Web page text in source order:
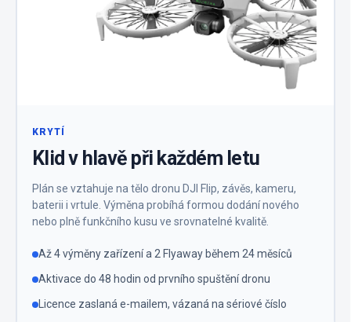
KRYTÍ
Klid v hlavě při každém letu
Plán se vztahuje na tělo dronu DJI Flip, závěs, kameru,
baterii i vrtule. Výměna probíhá formou dodání nového
nebo plně funkčního kusu ve srovnatelné kvalitě.
Až 4 výměny zařízení a 2 Flyaway během 24 měsíců
Aktivace do 48 hodin od prvního spuštění dronu
Licence zaslaná e-mailem, vázaná na sériové číslo